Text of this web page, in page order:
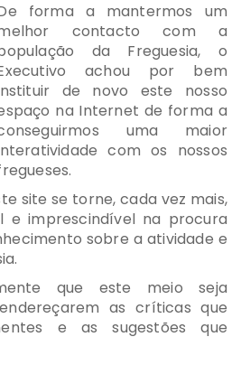
forma a mantermos um
contacto com a
da Freguesia, o
achou por bem
de novo este nosso
na Internet de forma a
uma maior
com os nossos
site se torne, cada vez mais,
e imprescindível na procura
sobre a atividade e
que este meio seja
as críticas que
e as sugestões que